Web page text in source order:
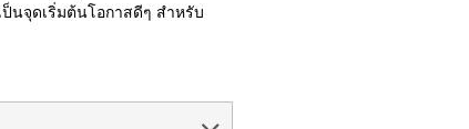
นจุดเริ่มต้นโอกาสดีๆ สำหรับ